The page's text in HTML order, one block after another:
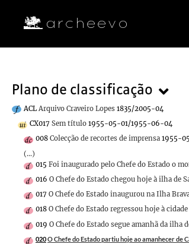
Plano de classificação
ACL Arquivo Craveiro Lopes 1835/2005-04
CX017 Sem título 1955-05-01/1955-06-04
008 Colecção de recortes de imprensa 1955-
(...)
015 Foi inaugurado pelo Chefe do Estado o
016 O Chefe do Estado chegou hoje à ilha de
017 O Chefe do Estado inaugurou na Ilha
018 O Chefe do Estado regressou hoje à cidade
019 O Chefe do Estado segue amanhã da ilha
020O Chefe do Estado partiu hoje ao amanhecer de